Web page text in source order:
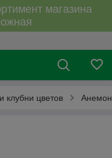
магазина
клубни цветов